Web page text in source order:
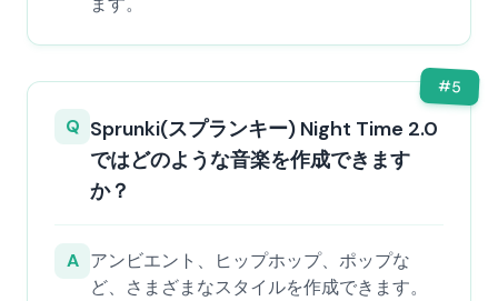
#5
Q Sprunki(スプランキー) Night Time 2.0
ではどのような音楽を作成できます
か？
A アンビエント、ヒップホップ、ポップな
ど、さまざまなスタイルを作成できます。